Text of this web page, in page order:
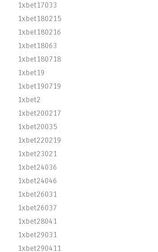
1xbet17033
1xbet180215
1xbet180216
1xbet18063
1xbet180718
1xbet19
1xbet190719
1xbet2
1xbet200217
1xbet20035
1xbet220219
1xbet23021
1xbet24036
1xbet24046
1xbet26031
1xbet26037
1xbet28041
1xbet29031
1xbet290411